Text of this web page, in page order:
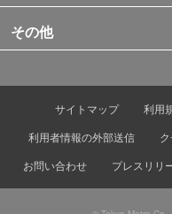
その他
サイトマップ 利用
利用者情報の外部送信
お問い合わせ
プレスリリ